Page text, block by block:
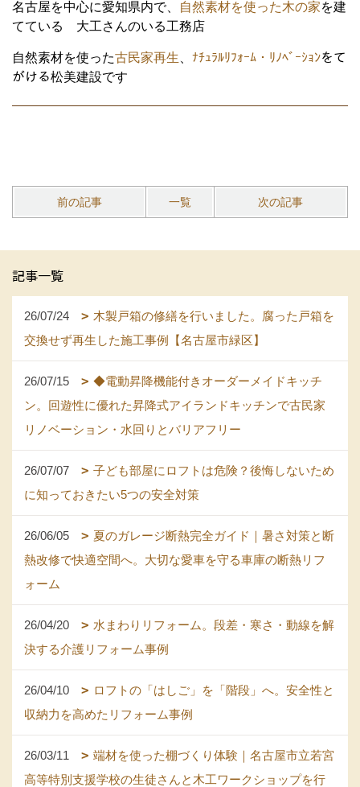
名古屋を中心に愛知県内で、 自然素材を使った木の家を建
てている 大工さんのいる工務店
自然素材を使った古民家再生 ﾅﾁｭﾗﾙﾘﾌｫｰﾑ・ﾘﾉﾍﾞｰｼｮﾝをて
がける松美建設です
前の記事 一覧 次の記事
記事一覧
26/07/24
木製戸箱の修繕を行いました。腐った戸箱を
交換せず再生した施工事例【名古屋市緑区】
26/07/15
◆電動昇降機能付きオーダーメイドキッチ
ン。回遊性に優れた昇降式アイランドキッチンで古民家
リノベーション・水回りとバリアフリー
26/07/07
子ども部屋にロフトは危険？後悔しないため
に知っておきたい5つの安全対策
26/06/05
夏のガレージ断熱完全ガイド｜暑さ対策と断
熱改修で快適空間へ。大切な愛車を守る車庫の断熱リフ
ォーム
26/04/20
水まわりリフォーム。段差・寒さ・動線を解
決する介護リフォーム事例
26/04/10
ロフトの「はしご」を「階段」へ。安全性と
収納力を高めたリフォーム事例
26/03/11
端材を使った棚づくり体験｜名古屋市立若宮
高等特別支援学校の生徒さんと木工ワークショップを行